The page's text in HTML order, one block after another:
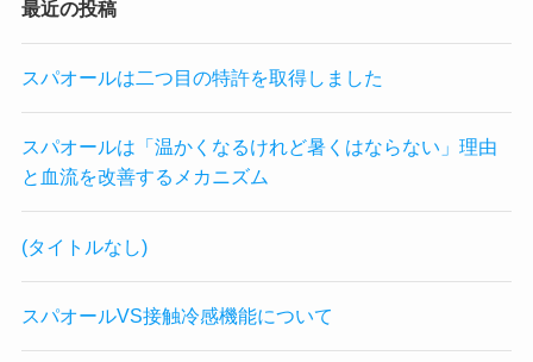
最近の投稿
スパオールは二つ目の特許を取得しました
スパオールは「温かくなるけれど暑くはならない」理由
と血流を改善するメカニズム
(タイトルなし)
スパオールVS接触冷感機能について